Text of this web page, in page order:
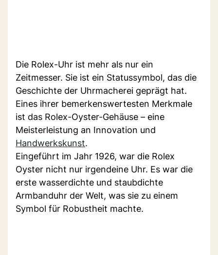
Die Rolex-Uhr ist mehr als nur ein
Zeitmesser. Sie ist ein Statussymbol, das die
Geschichte der Uhrmacherei geprägt hat.
Eines ihrer bemerkenswertesten Merkmale
ist das Rolex-Oyster-Gehäuse – eine
Meisterleistung an Innovation und
Handwerkskunst.
Eingeführt im Jahr 1926, war die Rolex
Oyster nicht nur irgendeine Uhr. Es war die
erste wasserdichte und staubdichte
Armbanduhr der Welt, was sie zu einem
Symbol für Robustheit machte.